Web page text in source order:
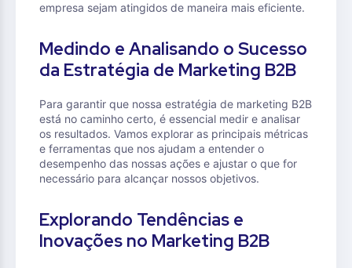
empresa sejam atingidos de maneira mais eficiente.
Medindo e Analisando o Sucesso
da Estratégia de Marketing B2B
Para garantir que nossa estratégia de marketing B2B
está no caminho certo, é essencial medir e analisar
os resultados. Vamos explorar as principais métricas
e ferramentas que nos ajudam a entender o
desempenho das nossas ações e ajustar o que for
necessário para alcançar nossos objetivos.
Explorando Tendências e
Inovações no Marketing B2B